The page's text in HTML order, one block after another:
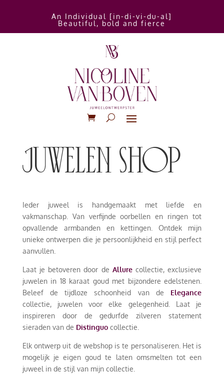
An Individual [in-di-vi-du-al]
Beautiful, bold and fierce
juwelen shop
Ieder juweel is handgemaakt met liefde en
vakmanschap. Van verfijnde oorbellen en ringen tot
opvallende armbanden en kettingen. Ontdek mijn
unieke ontwerpen die je persoonlijkheid en stijl perfect
aanvullen.
Laat je betoveren door de Allurecollectie, exclusieve
juwelen in 18 karaat goud met bijzondere edelstenen.
Beleef de tijdloze schoonheid van de Elegance
collectie, juwelen voor elke gelegenheid. Laat je
inspireren door de gedurfde zilveren statement
sieraden van de Distinguocollectie.
Elk ontwerp uit de webshop is te personaliseren. Het is
mogelijk je eigen goud te laten omsmelten tot een
juweel in de stijl van mijn collectie.